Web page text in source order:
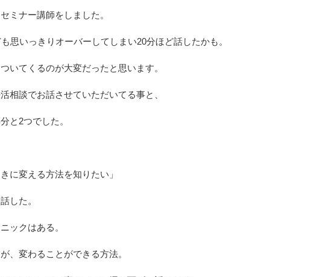
ミナー講師をしました。
思いっきりオーバーしてしまい20分ほど話したかも。
いてくるのが大変だったと思います。
相談でお話させていただいてる事と、
と2つでした。
に変える方法を知りたい」
した。
ックはある。
、変わることができる方法。